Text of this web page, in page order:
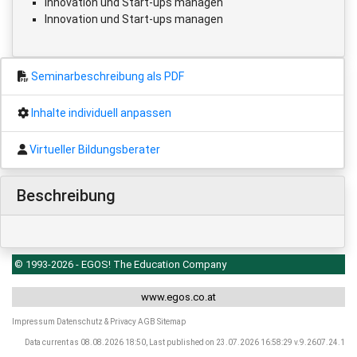
Innovation und Start-ups managen
Seminarbeschreibung als PDF
Inhalte individuell anpassen
Virtueller Bildungsberater
Beschreibung
© 1993-2026 - EGOS! The Education Company
www.egos.co.at
Impressum Datenschutz & PrivacyAGB Sitemap
Data current as 08.08.2026 18:50, Last published on 23.07.2026 16:58:29 v.9.2607.24.1